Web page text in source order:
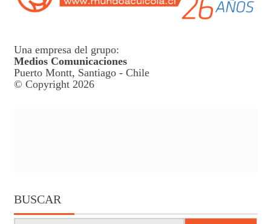
Una empresa del grupo:
Medios Comunicaciones
Puerto Montt, Santiago - Chile
© Copyright 2026
BUSCAR